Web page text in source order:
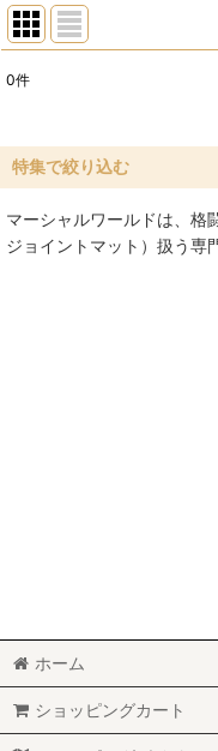
並び順:
0件
特集で絞り込む
空手
レスリング
RUGBY
MARTIAL WORLD
マーシャルワールドは、格
ジョイントマット）扱う専
ホーム
ショッピングカート